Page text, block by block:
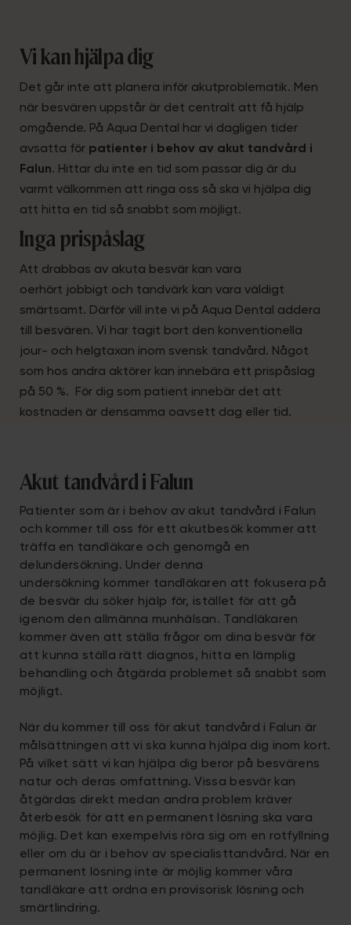
Vi kan hjälpa dig
Det går inte att planera inför akutproblematik. Men
när besvären uppstår är det centralt att få hjälp
omgående. På Aqua Dental har vi dagligen tider
avsatta för patienter i behov av akut tandvård i
Falun. Hittar du inte en tid som passar dig är du
varmt välkommen att ringa oss så ska vi hjälpa dig
att hitta en tid så snabbt som möjligt.
Inga prispåslag
Att drabbas av akuta besvär kan vara
oerhört jobbigt och tandvärk kan vara väldigt
smärtsamt. Därför vill inte vi på Aqua Dental addera
till besvären. Vi har tagit bort den konventionella
jour- och helgtaxan inom svensk tandvård. Något
som hos andra aktörer kan innebära ett prispåslag
på 50 %. För dig som patient innebär det att
kostnaden är densamma oavsett dag eller tid.
Akut tandvård i Falun
Patienter som är i behov av akut tandvård i Falun
och kommer till oss för ett akutbesök kommer att
träffa en tandläkare och genomgå en
delundersökning. Under denna
undersökning kommer tandläkaren att fokusera på
de besvär du söker hjälp för, istället för att gå
igenom den allmänna munhälsan. Tandläkaren
kommer även att ställa frågor om dina besvär för
att kunna ställa rätt diagnos, hitta en lämplig
behandling och åtgärda problemet så snabbt som
möjligt.
När du kommer till oss för akut tandvård i Falun är
målsättningen att vi ska kunna hjälpa dig inom kort.
På vilket sätt vi kan hjälpa dig beror på besvärens
natur och deras omfattning. Vissa besvär kan
åtgärdas direkt medan andra problem kräver
återbesök för att en permanent lösning ska vara
möjlig. Det kan exempelvis röra sig om en rotfyllning
eller om du är i behov av specialisttandvård. När en
permanent lösning inte är möjlig kommer våra
tandläkare att ordna en provisorisk lösning och
smärtlindring.